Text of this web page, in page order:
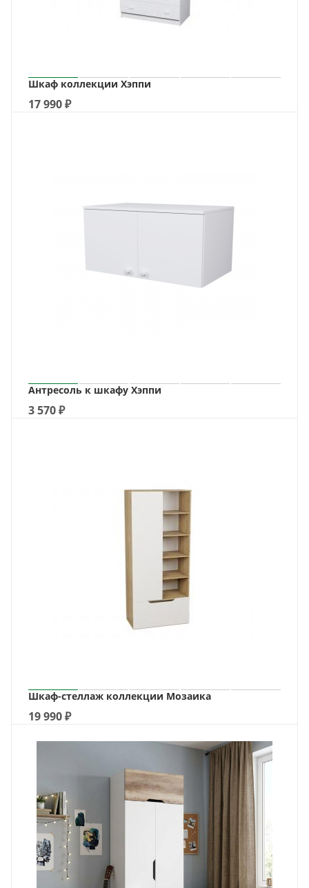
Шкаф коллекции Хэппи
17 990₽
Антресоль к шкафу Хэппи
3 570₽
Шкаф-стеллаж коллекции Мозаика
19 990₽